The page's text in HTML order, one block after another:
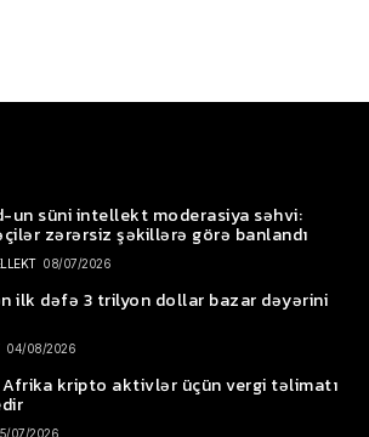
un süni intellekt moderasiya səhvi:
zərərsiz şəkillərə görə banlandı
08/07/2026
ilk dəfə 3 trilyon dollar bazar dəyərini
04/08/2026
Afrika kripto aktivlər üçün vergi təlimatı
07/2026